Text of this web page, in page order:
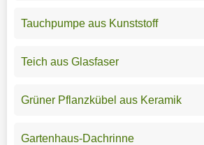
Tauchpumpe aus Kunststoff
Teich aus Glasfaser
Grüner Pflanzkübel aus Keramik
Gartenhaus-Dachrinne